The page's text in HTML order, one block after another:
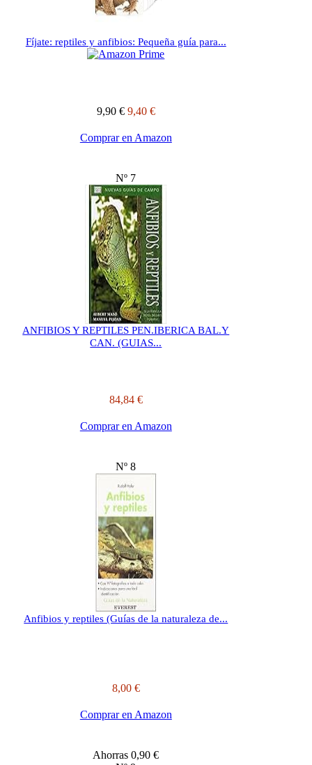
Fíjate: reptiles y anfibios: Pequeña guía para...
9,90 € 9,40 €
Comprar en Amazon
Nº 7
ANFIBIOS Y REPTILES PEN.IBERICA BAL.Y
CAN. (GUIAS...
84,84 €
Comprar en Amazon
Nº 8
Anfibios y reptiles (Guías de la naturaleza de...
8,00 €
Comprar en Amazon
Ahorras 0,90 €